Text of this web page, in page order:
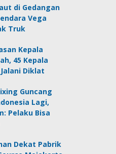
di Gedangan
Vega
Truk
Kepala
45 Kepala
Diklat
Guncang
Lagi,
Pelaku Bisa
Dekat Pabrik